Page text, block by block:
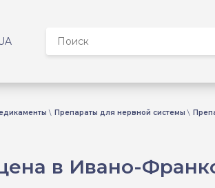
Препараты для нервной системы
в Ивано-